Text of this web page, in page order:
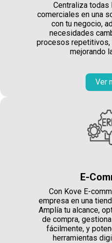
Centraliza todas
comerciales en una
con tu negocio,
necesidades
procesos repetitivos,
mejorando
Ver
E-
Con Kove E-
empresa en una
Amplía tu alcance,
de compra,
fácilmente, y
herramientas